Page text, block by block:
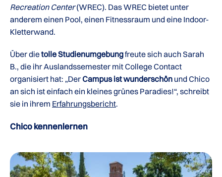
Recreation Center(WREC). Das WREC bietet unter
anderem einen Pool, einen Fitnessraum und eine Indoor-
Kletterwand.
Über dietolle Studienumgebungfreute sich auch Sarah
B., die ihr Auslandssemester mit College Contact
organisiert hat: „DerCampus ist wunderschön und Chico
an sich ist einfach ein kleines grünes Paradies!“, schreibt
sie in ihrem Erfahrungsbericht.
Chico kennenlernen